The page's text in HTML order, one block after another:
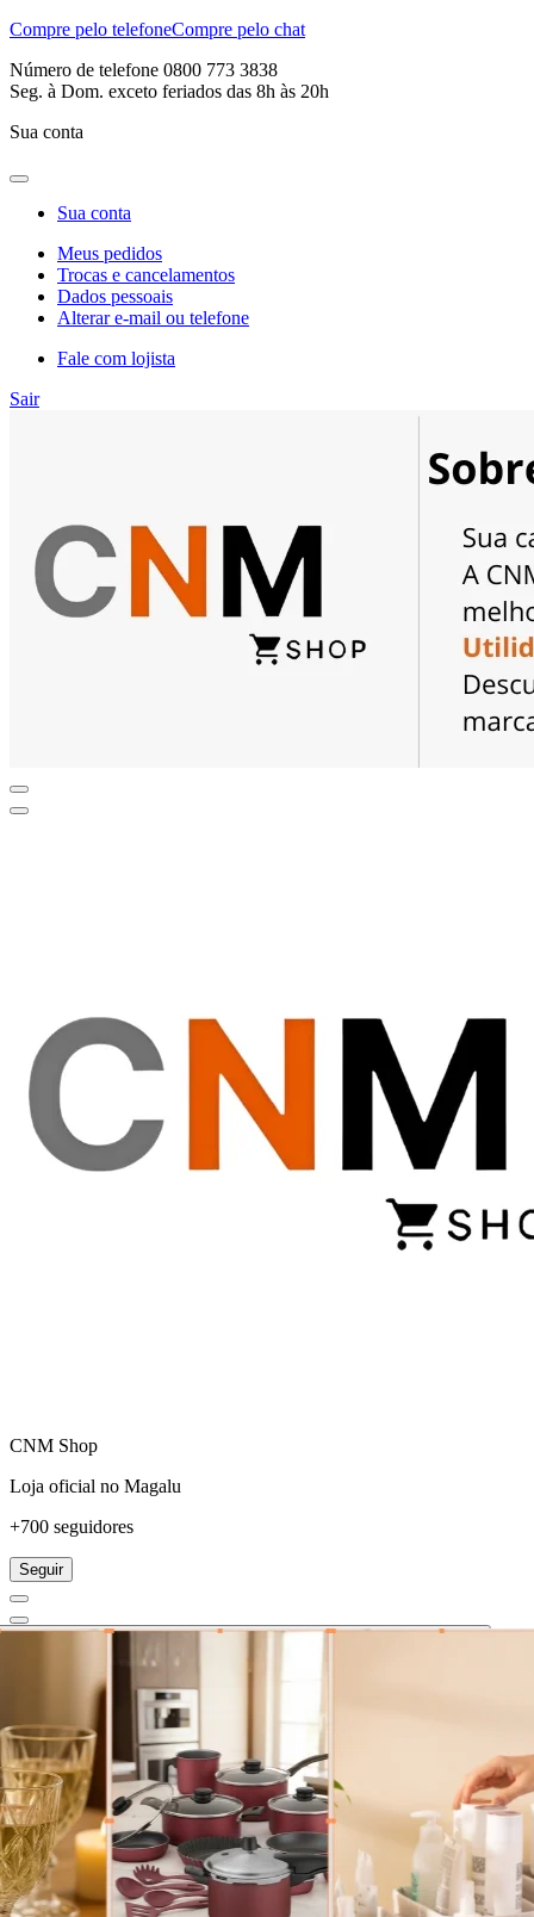
Compre pelo telefoneCompre pelo chat
Número de telefone 0800 773 3838
Seg. à Dom. exceto feriados das 8h às 20h
Sua conta
Sua conta
Meus pedidos
Trocas e cancelamentos
Dados pessoais
Alterar e-mail ou telefone
Fale com lojista
Sair
CNM Shop
Loja oficial no Magalu
+700 seguidores
Seguir